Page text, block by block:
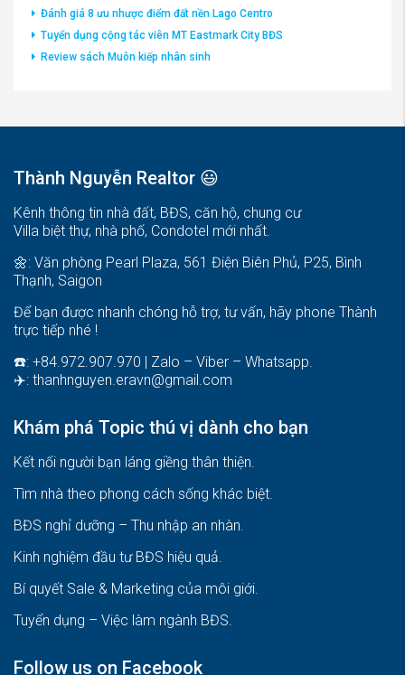
Đánh giá 8 ưu nhược điểm đất nền Lago Centro
Tuyển dụng cộng tác viên MT Eastmark City BĐS
Review sách Muôn kiếp nhân sinh
Thành Nguyễn Realtor 😃
Kênh thông tin nhà đất, BĐS, căn hộ, chung cư
Villa biệt thự, nhà phố, Condotel mới nhất.
🌼: Văn phòng Pearl Plaza, 561 Điện Biên Phủ, P25, Bình
Thạnh, Saigon
Để bạn được nhanh chóng hỗ trợ, tư vấn, hãy phone Thành
trực tiếp nhé !
☎️: +84.972.907.970 | Zalo – Viber – Whatsapp.
✈️: thanhnguyen.eravn@gmail.com
Khám phá Topic thú vị dành cho bạn
Kết nối người bạn láng giềng thân thiện.
Tìm nhà theo phong cách sống khác biệt.
BĐS nghỉ dưỡng – Thu nhập an nhàn.
Kinh nghiệm đầu tư BĐS hiệu quả.
Bí quyết Sale & Marketing của môi giới.
Tuyển dụng – Việc làm ngành BĐS.
Follow us on Facebook